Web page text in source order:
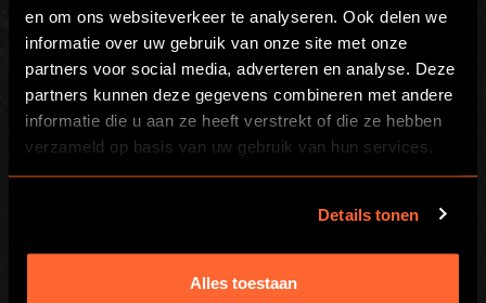
en om ons websiteverkeer te analyseren. Ook delen we
informatie over uw gebruik van onze site met onze
partners voor social media, adverteren en analyse. Deze
partners kunnen deze gegevens combineren met andere
informatie die u aan ze heeft verstrekt of die ze hebben
verzameld op basis van uw gebruik van hun services.
Details tonen
Alles toestaan
Escape Hunt Group Ltd © 2024. All Rights Reserved.Company number:
10676408
Registered address: Boom Battle Bar Oxford Street, Ground Floor and
Basement level, 70-88 Oxford Street, London, W1D 1BS
WERELDWIJD